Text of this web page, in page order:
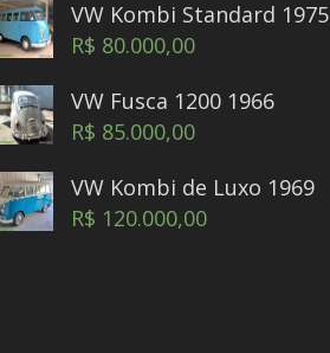
VW Kombi Standard 1975
R$ 80.000,00
VW Fusca 1200 1966
R$ 85.000,00
VW Kombi de Luxo 1969
R$ 120.000,00